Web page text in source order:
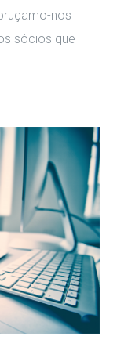
nos
sócios que